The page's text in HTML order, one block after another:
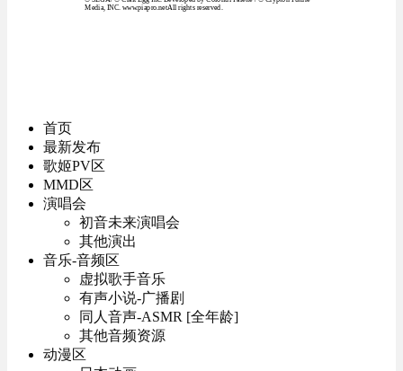
Media, INC. www.piapro.netAll rights reserved.
首页
最新发布
歌姬PV区
MMD区
演唱会
初音未来演唱会
其他演出
音乐-音频区
虚拟歌手音乐
有声小说-广播剧
同人音声-ASMR [全年龄]
其他音频资源
动漫区